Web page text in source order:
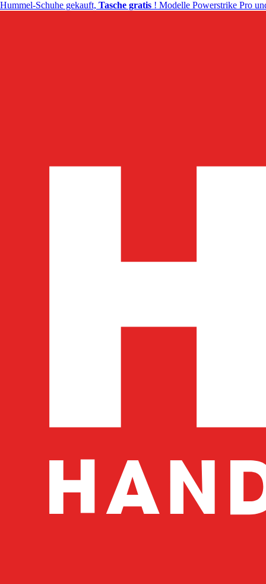
Hummel-Schuhe gekauft, Tasche gratis ! Modelle Powerstrike Pro